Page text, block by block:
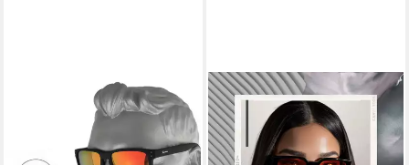
Sonnenbrille Herren
Markenbrille Polarisiert
Rechteckig mit Brillenbeutel
SALAZAR.PLUS
Sonnenbrille Dick Rechteckig
Premium Unisex Klotzig
Damen Herren Brille Klotzige